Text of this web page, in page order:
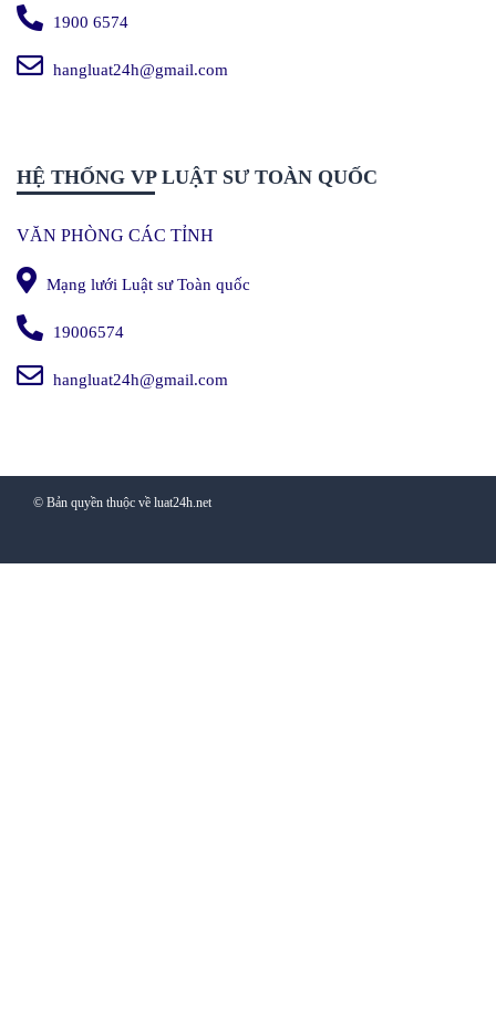
1900 6574
hangluat24h@gmail.com
HỆ THỐNG VP LUẬT SƯ TOÀN QUỐC
VĂN PHÒNG CÁC TỈNH
Mạng lưới Luật sư Toàn quốc
19006574
hangluat24h@gmail.com
© Bản quyền thuộc về luat24h.net